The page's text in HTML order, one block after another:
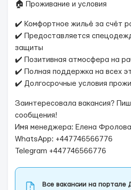
🏠 Проживание и условия
✔️ Комфортное жильё за счёт
✔️ Предоставляется
защиты
✔️ Позитивная атмосфера на
✔️ Полная поддержка на всех
✔️ Долгосрочные условия
Заинтересовала вакансия?
сообщения!
Имя менеджера: Елена Фролова
WhatsApp: +447746566776
Telegram +447746566776
Все вакансии на